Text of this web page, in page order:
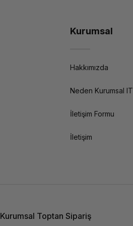
Kurumsal
Hakkımızda
Neden Kurumsal IT
İletişim Formu
İletişim
Kurumsal Toptan Sipariş